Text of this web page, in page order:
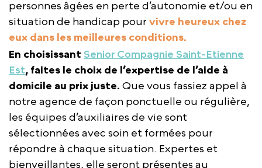
personnes âgées en perte d’autonomie et/ou en
situation de handicap pour vivre heureux chez
eux dans les meilleures conditions.
En choisissant Senior Compagnie Saint-Etienne
Est, faites le choix de l’expertise de l’aide à
domicile au prix juste. Que vous fassiez appel à
notre agence de façon ponctuelle ou régulière,
les équipes d’auxiliaires de vie sont
sélectionnées avec soin et formées pour
répondre à chaque situation. Expertes et
bienveillantes, elle seront présentes au